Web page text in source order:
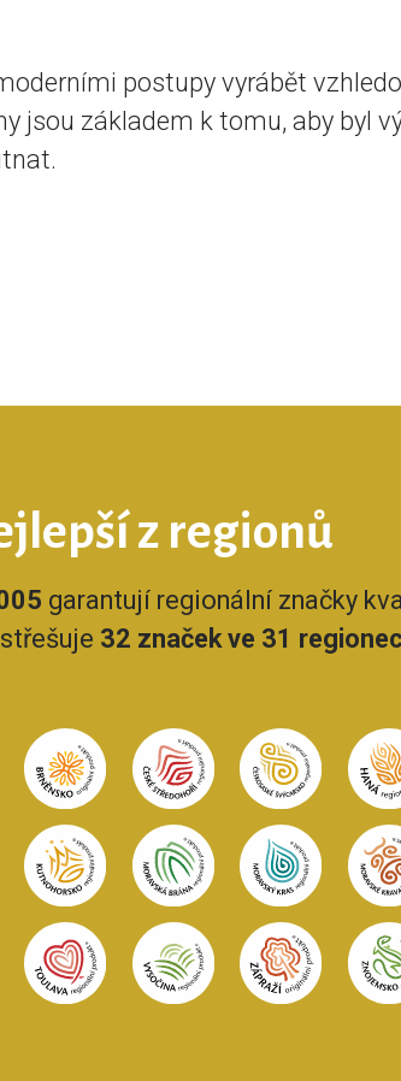
postupy vyrábět
jsou základem k tomu, aby byl
z regionů
garantují regionální značky
32 značek ve 31